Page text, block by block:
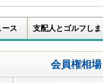
ース 支配人とゴルフしま
会員権相場